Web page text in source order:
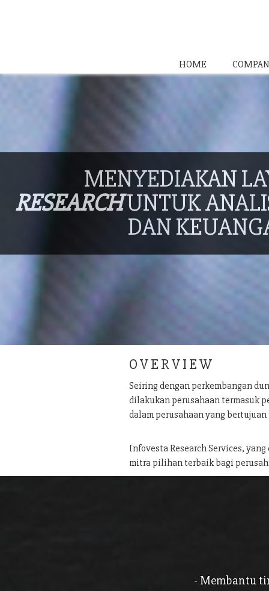
HOME
MENYEDIAKAN
RESEARCHUNTUK
DAN
O V E R V I E W
Seiring dengan perkembangan
dilakukan perusahaan termasuk
dalam perusahaan yang
Infovesta Research Services,
mitra pilihan terbaik bagi
- Membantu